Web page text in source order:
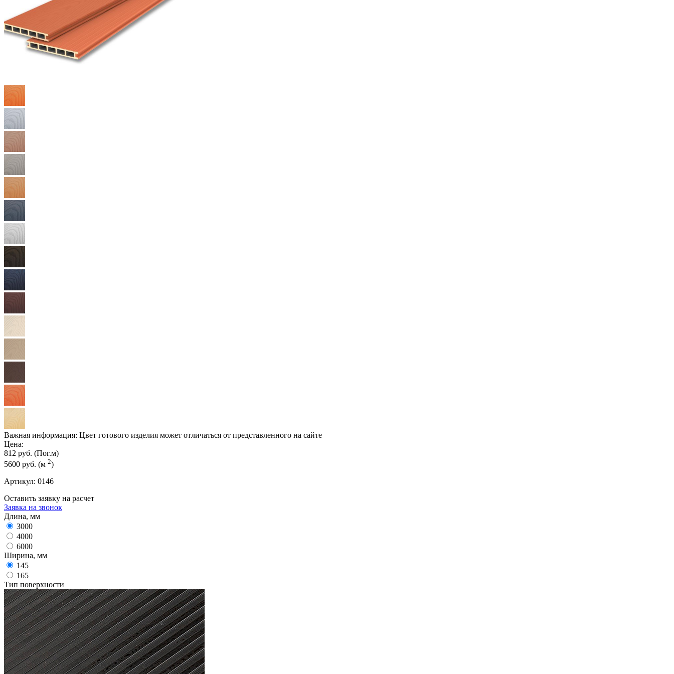
Важная информация: Цвет готового изделия может отличаться от представленного на сайте
Цена:
812 руб. (Пог.м)
5600 руб. (м 2)
Артикул: 0146
Оставить заявку на расчет
Заявка на звонок
Длина, мм
3000
4000
6000
Ширина, мм
145
165
Тип поверхности